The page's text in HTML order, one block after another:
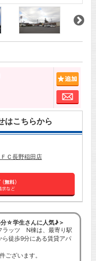
お問
はこちらから
Ｃ長野稲田店
分☆学生さんに人気♪＞
ラッツ N棟は、最寄り駅
ら徒歩9分にある賃貸アパ
ございます。